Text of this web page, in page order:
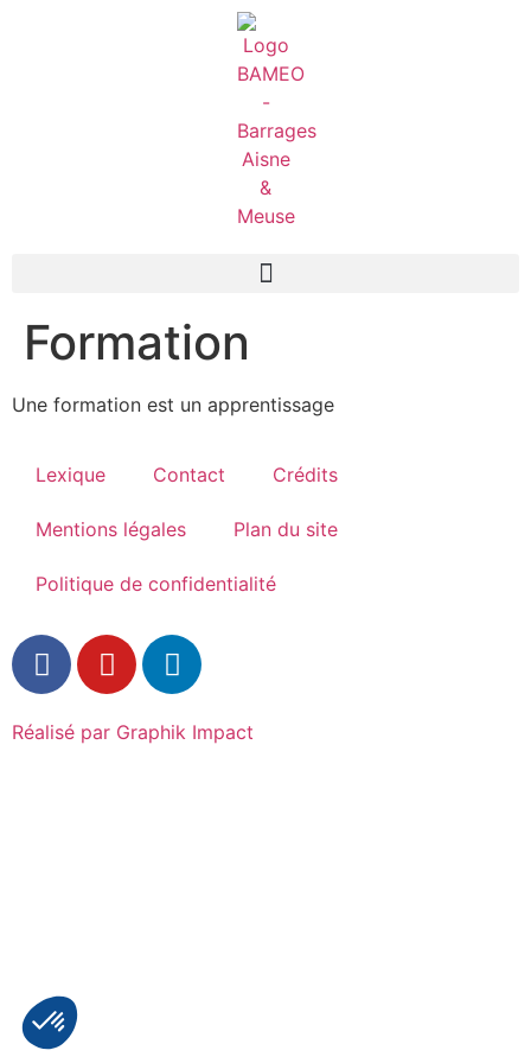
Formation
Une formation est un apprentissage
Lexique Contact Crédits
Mentions légales Plan du site
Politique de confidentialité
Réalisé par Graphik Impact